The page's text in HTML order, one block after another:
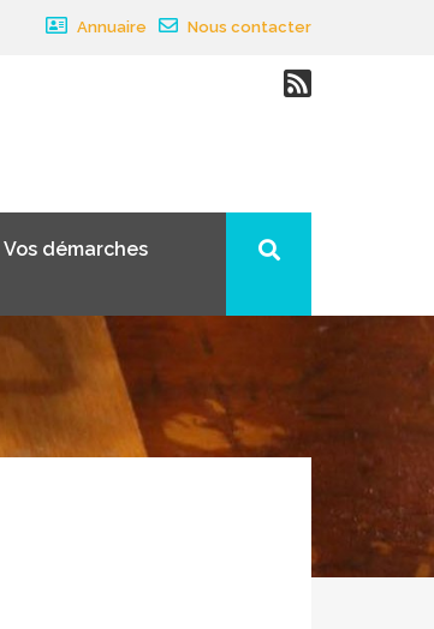
Annuaire Nous contacter
Vos démarches
×